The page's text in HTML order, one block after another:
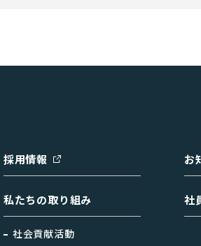
採用情報
私たちの取り組み
社会貢献活動
お
社